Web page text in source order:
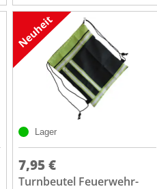
Lager
7,95 €
Turnbeutel Feuerwehr-